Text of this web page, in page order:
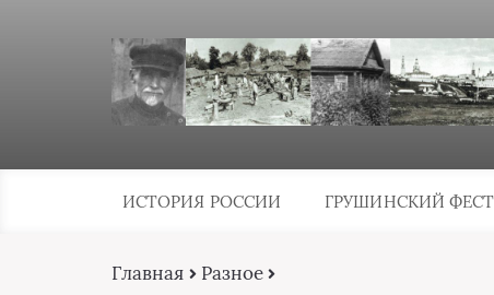
ИСТОРИЯ РОССИИ ГРУШИНСКИЙ
Главная Разное